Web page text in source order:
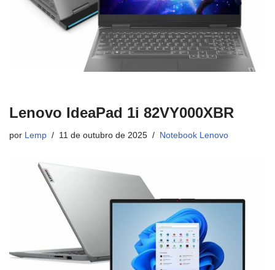
Lenovo IdeaPad 1i 82VY000XBR
por Lemp 11 de outubro de 2025 Notebook Lenovo